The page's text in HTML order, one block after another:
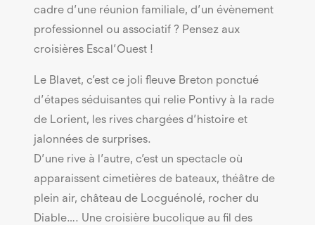
cadre d’une réunion familiale, d’un évènement
professionnel ou associatif ? Pensez aux
croisières Escal’Ouest !
Le Blavet, c’est ce joli fleuve Breton ponctué
d’étapes séduisantes qui relie Pontivy à la rade
de Lorient, les rives chargées d’histoire et
jalonnées de surprises.
D’une rive à l’autre, c’est un spectacle où
apparaissent cimetières de bateaux, théâtre de
plein air, château de Locguénolé, rocher du
Diable…. Une croisière bucolique au fil des